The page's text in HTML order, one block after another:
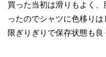
買った当初は滑りもよく
ったのでシャツに色移り
限ぎりぎりで保存状態も良